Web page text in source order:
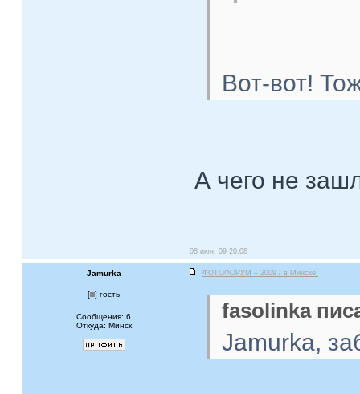
Вот-вот!
А чего не
08 июн, 09 20:08
Jamurka ФОТОФОРУМ – 2009 / в Минске!
[ ] гость
Сообщения: 6
Откуда: Минск
fasolinka
Jamurka,